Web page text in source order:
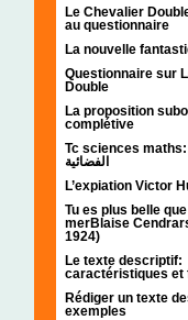
Le Chevalier
au questionnaire
La nouvelle
Questionnaire sur
Double
La proposition
complétive
Tc sciences maths: الهندسة
الفضائية
L’expiation Victor
Tu es plus belle
merBlaise
1924)
Le texte descriptif:
caractéristiques et
Rédiger un texte
exemples